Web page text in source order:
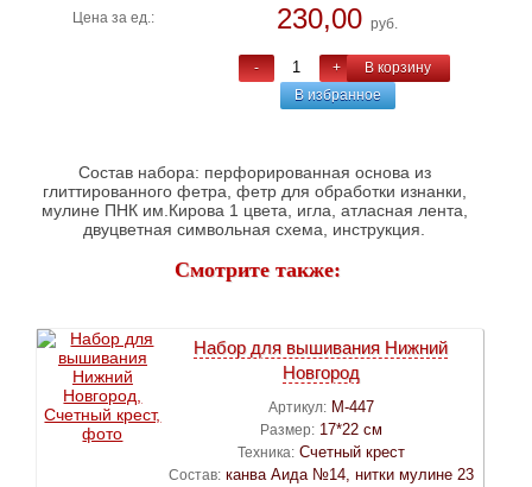
Цена за ед.: 230,00 руб.
- +
В корзину
В избранное
Состав набора: перфорированная основа из
глиттированного фетра, фетр для обработки изнанки,
мулине ПНК им.Кирова 1 цвета, игла, атласная лента,
двуцветная символьная схема, инструкция.
Смотрите также:
Набор для вышивания Нижний
Новгород
Артикул: М-447
Размер: 17*22 см
Техника: Счетный крест
Состав: канва Аида №14, нитки мулине 23